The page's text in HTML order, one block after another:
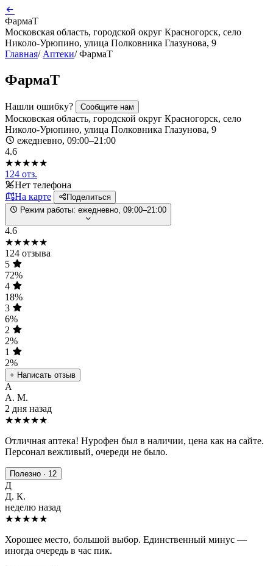
ФармаТ
Московская область, городской округ Красногорск, село
Николо-Урюпино, улица Полковника Глазунова, 9
Главная/ Аптеки/ ФармаТ
ФармаТ
Нашли ошибку? Сообщите нам
Московская область, городской округ Красногорск, село
Николо-Урюпино, улица Полковника Глазунова, 9
ежедневно, 09:00–21:00
4.6
★★★★★
124 отз.
Нет телефона
На карте
Поделиться
Режим работы: ежедневно, 09:00–21:00
4.6
★★★★★
124 отзыва
5
72%
4
18%
3
6%
2
2%
1
2%
+ Написать отзыв
А
А. М.
2 дня назад
★★★★★
Отличная аптека! Нурофен был в наличии, цена как на сайте.
Персонал вежливый, очереди не было.
Полезно · 12
Д
Д. К.
неделю назад
★★★★★
Хорошее место, большой выбор. Единственный минус —
иногда очередь в час пик.